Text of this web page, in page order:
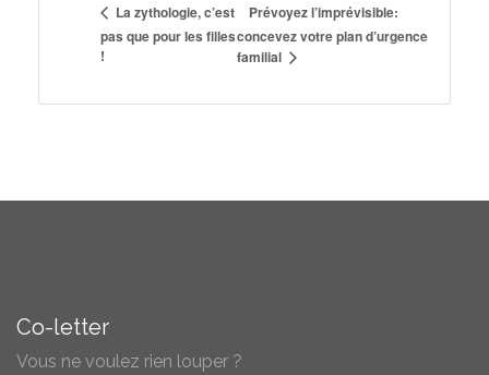
La zythologie, c’est
pas que pour les filles
!
Prévoyez l’imprévisible:
concevez votre plan d’urgence
familial
Co-letter
Vous ne voulez rien louper ?